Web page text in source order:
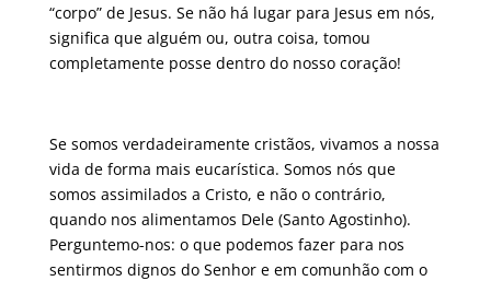
“corpo” de Jesus. Se não há lugar para Jesus em nós,
significa que alguém ou, outra coisa, tomou
completamente posse dentro do nosso coração!
Se somos verdadeiramente cristãos, vivamos a nossa
vida de forma mais eucarística. Somos nós que
somos assimilados a Cristo, e não o contrário,
quando nos alimentamos Dele (Santo Agostinho).
Perguntemo-nos: o que podemos fazer para nos
sentirmos dignos do Senhor e em comunhão com o